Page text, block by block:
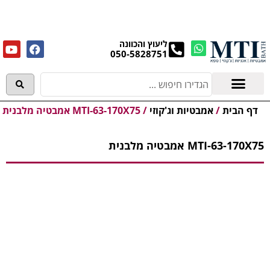
ליעוץ והכוונה
050-5828751
דף הבית/אמבטיות וג'קוזי /MTI-63-170X75 אמבטיה מלבנית
MTI-63-170X75 אמבטיה מלבנית